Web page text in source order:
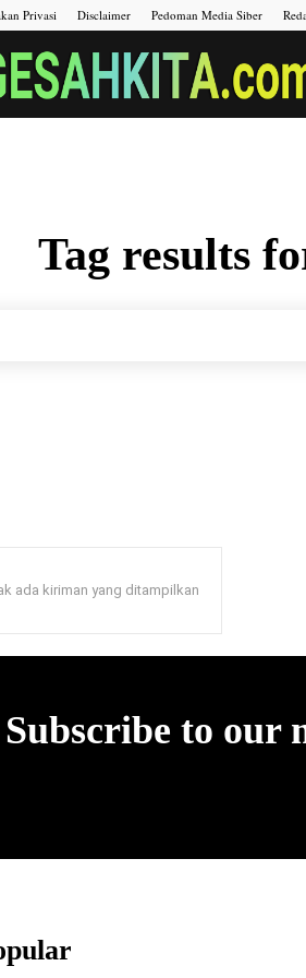
Privasi Disclaimer Pedoman Media Siber
Tag results
ada kiriman yang ditampilkan
Subscribe to our